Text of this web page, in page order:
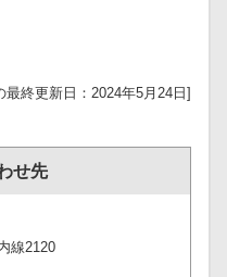
最終更新日：2024年5月24日]
せ先
線2120